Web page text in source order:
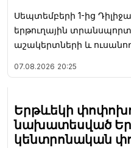
Սեպտեմբերի 1-ից
երթուղային
աշակերտների և
07.08.2026 20:25
Երթևեկի
նախատեսված
կենտրոնական